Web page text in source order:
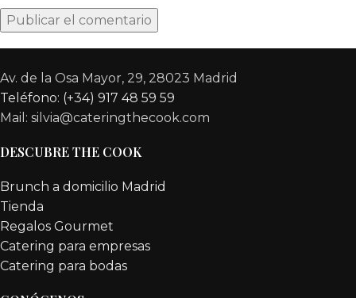
Av. de la Osa Mayor, 29, 28023 Madrid
Teléfono: (+34) 917 48 59 59
Mail: silvia@cateringthecook.com
DESCUBRE THE COOK
Brunch a domicilio Madrid
Tienda
Regalos Gourmet
Catering para empresas
Catering para bodas